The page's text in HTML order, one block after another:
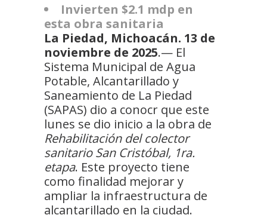
Invierten $2.1 mdp en
esta obra sanitaria
La Piedad, Michoacán. 13 de
noviembre de 2025.— El
Sistema Municipal de Agua
Potable, Alcantarillado y
Saneamiento de La Piedad
(SAPAS) dio a conocr que este
lunes se dio inicio a la obra de
Rehabilitación del colector
sanitario San Cristóbal, 1ra.
etapa. Este proyecto tiene
como finalidad mejorar y
ampliar la infraestructura de
alcantarillado en la ciudad.